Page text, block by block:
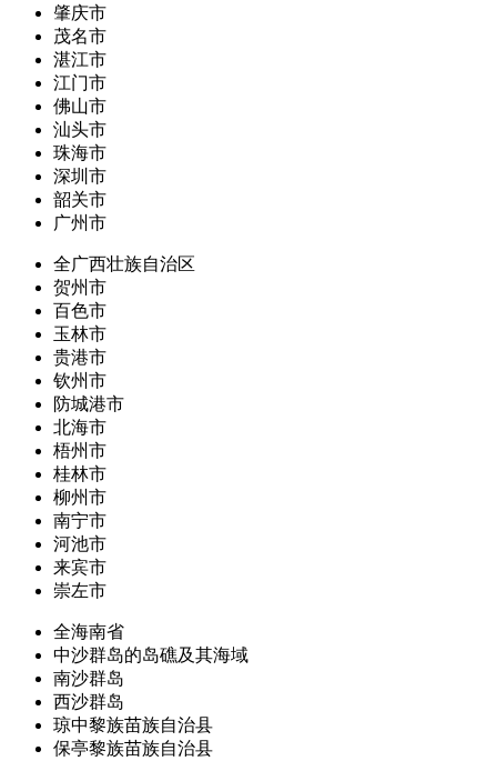
肇庆市
茂名市
湛江市
江门市
佛山市
汕头市
珠海市
深圳市
韶关市
广州市
全广西壮族自治区
贺州市
百色市
玉林市
贵港市
钦州市
防城港市
北海市
梧州市
桂林市
柳州市
南宁市
河池市
来宾市
崇左市
全海南省
中沙群岛的岛礁及其海域
南沙群岛
西沙群岛
琼中黎族苗族自治县
保亭黎族苗族自治县